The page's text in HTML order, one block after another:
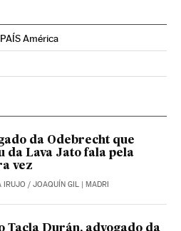
América
en Twitter
Brasil en Instagram
País Brasil en Facebook
da Odebrecht que
da Lava Jato fala pela
vez
IRUJO / JOAQUÍN GIL | MADRI